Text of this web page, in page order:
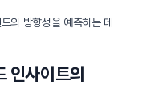
의 방향성을 예측하는 데
인사이트의